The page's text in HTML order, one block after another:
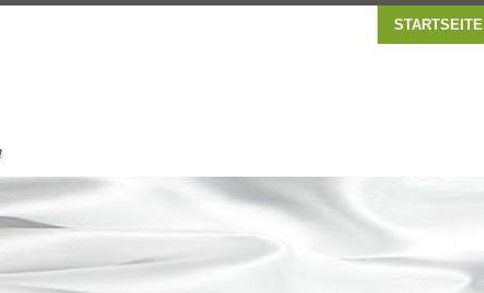
STARTSEITE